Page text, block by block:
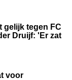
gelijk tegen FC
Druijf: 'Er zat
voor